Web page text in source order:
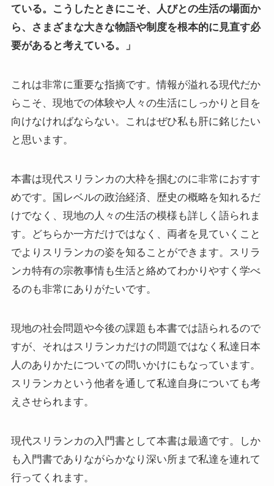
ドイツの大詩人ゲーテを味わう
哲学者ショーペンハウアーに学ぶ
カフカの街プラハとチェコ文学
イタリアルネサンスと知の革命
光の画家フェルメールと科学革命
奇跡の音楽家メンデルスゾーンの驚異の人生
その他おすすめ本
世界一周記
イスラエル編
ポーランド編
ている。こうしたときにこそ、人びとの生活の場面か
ら、さまざまな大きな物語や制度を根本的に見直す必
要があると考えている。」
これは非常に重要な指摘です。情報が溢れる現代だか
らこそ、現地での体験や人々の生活にしっかりと目を
向けなければならない。これはぜひ私も肝に銘じたい
と思います。
本書は現代スリランカの大枠を掴むのに非常におすす
めです。国レベルの政治経済、歴史の概略を知れるだ
けでなく、現地の人々の生活の模様も詳しく語られま
す。どちらか一方だけではなく、両者を見ていくこと
でよりスリランカの姿を知ることができます。スリラ
ンカ特有の宗教事情も生活と絡めてわかりやすく学べ
るのも非常にありがたいです。
現地の社会問題や今後の課題も本書では語られるので
すが、それはスリランカだけの問題ではなく私達日本
人のありかたについての問いかけにもなっています。
スリランカという他者を通して私達自身についても考
えさせられます。
現代スリランカの入門書として本書は最適です。しか
も入門書でありながらかなり深い所まで私達を連れて
行ってくれます。